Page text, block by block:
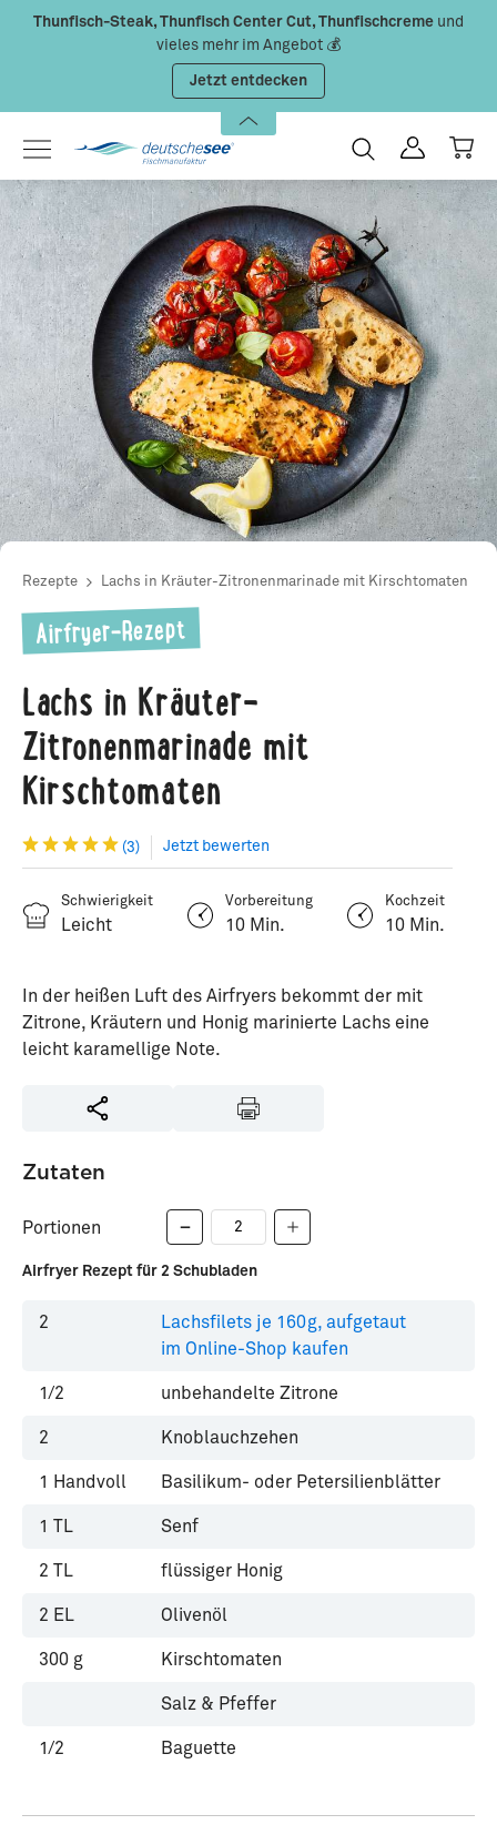
Zum Hauptinhalt springen
Thunfisch-Steak, Thunfisch Center Cut, Thunfischcreme und
vieles mehr im Angebot 💰
Jetzt entdecken
Rezepte Lachs in Kräuter-Zitronenmarinade mit Kirschtomaten
Airfryer-Rezept
Lachs in Kräuter-
Zitronenmarinade mit
Kirschtomaten
(3) Jetzt bewerten
Schwierigkeit
Leicht
Vorbereitung
10 Min.
Kochzeit
10 Min.
In der heißen Luft des Airfryers bekommt der mit
Zitrone, Kräutern und Honig marinierte Lachs eine
leicht karamellige Note.
Zutaten
Portionen
Airfryer Rezept für 2 Schubladen
2
Lachsfilets je 160g, aufgetaut
im Online-Shop kaufen
1/2 unbehandelte Zitrone
2 Knoblauchzehen
1 Handvoll Basilikum- oder Petersilienblätter
1 TL Senf
2 TL flüssiger Honig
2 EL Olivenöl
300 g Kirschtomaten
Salz & Pfeffer
1/2 Baguette